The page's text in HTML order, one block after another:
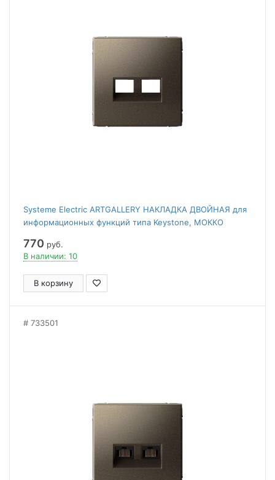
Systeme Electric ARTGALLERY НАКЛАДКА ДВОЙНАЯ для
информационных функций типа Keystone, МОККО
770 руб.
В наличии: 10
В корзину
733501